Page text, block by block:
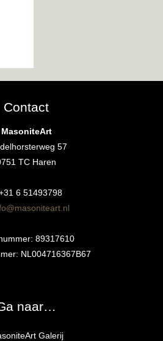
Contact
MasoniteArt
57
TC Haren
6 51493798‬
89317610
NL004716367B67
naar…
Galerij